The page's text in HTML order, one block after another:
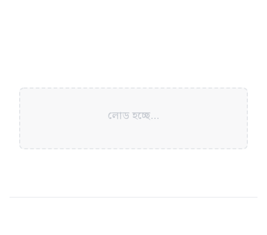
লোড হচ্ছে...